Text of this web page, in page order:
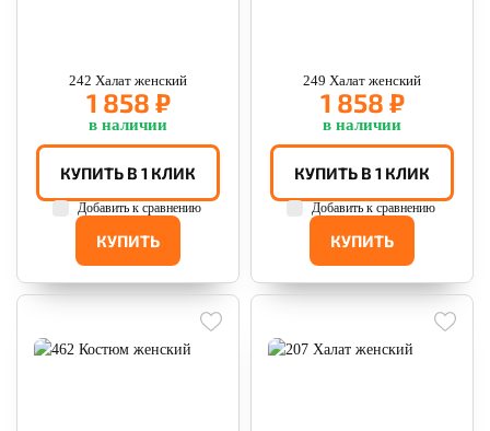
242 Халат женский
1 858 ₽
в наличии
КУПИТЬ
КУПИТЬ В 1 КЛИК
Добавить к сравнению
249 Халат женский
1 858 ₽
в наличии
КУПИТЬ
КУПИТЬ В 1 КЛИК
Добавить к сравнению